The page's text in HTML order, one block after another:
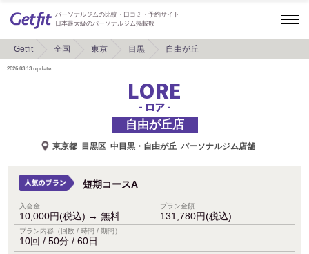
パーソナルジムの比較・口コミ・予約サイト
日本最大級のパーソナルジム掲載数
Getfit 全国 東京 目黒 自由が丘
2026.03.13 update
LORE
- ロア -
自由が丘店
東京都 目黒区 中目黒・自由が丘 パーソナルジム店舗
短期コースA
入会金
10,000円(税込) → 無料
プラン金額
131,780円(税込)
プラン内容（回数 / 時間 / 期間）
10回 / 50分 / 60日